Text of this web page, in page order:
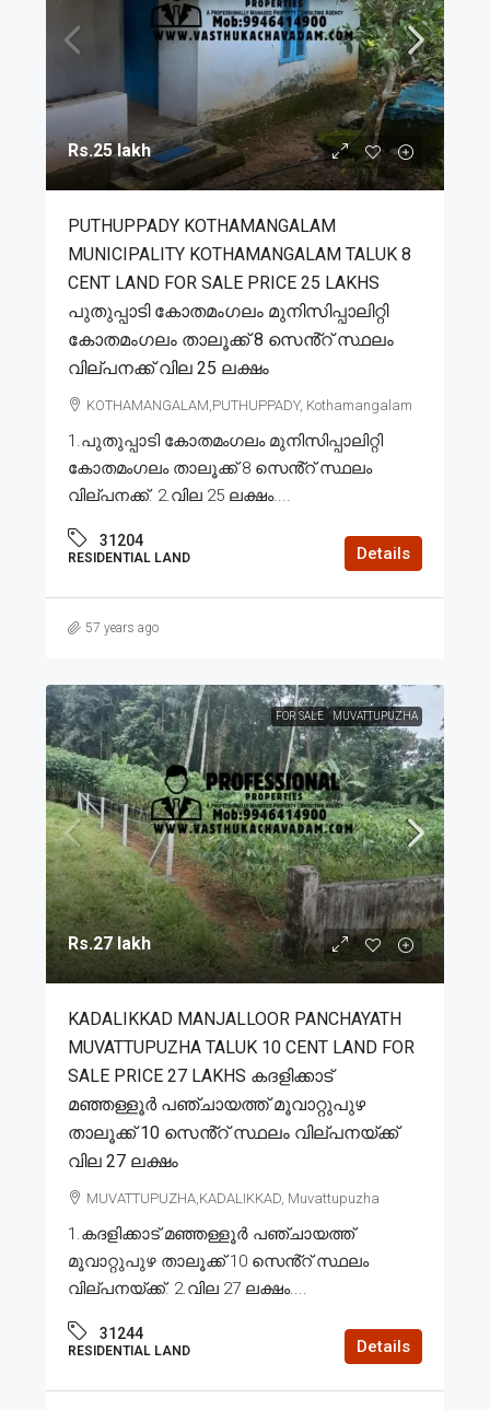
Rs.25 lakh
PUTHUPPADY KOTHAMANGALAM
MUNICIPALITY KOTHAMANGALAM TALUK 8
CENT LAND FOR SALE PRICE 25 LAKHS
പുതുപ്പാടി കോതമംഗലം മുനിസിപ്പാലിറ്റി
കോതമംഗലം താലൂക്ക് 8 സെൻ്റ് സ്ഥലം
വില്പനക്ക് വില 25 ലക്ഷം
KOTHAMANGALAM,PUTHUPPADY, Kothamangalam
1.പുതുപ്പാടി കോതമംഗലം മുനിസിപ്പാലിറ്റി
കോതമംഗലം താലൂക്ക് 8 സെൻ്റ് സ്ഥലം
വില്പനക്ക്. 2.വില 25 ലക്ഷം....
31204
RESIDENTIAL LAND Details
57 years ago
FOR SALE MUVATTUPUZHA
Rs.27 lakh
KADALIKKAD MANJALLOOR PANCHAYATH
MUVATTUPUZHA TALUK 10 CENT LAND FOR
SALE PRICE 27 LAKHS കദളിക്കാട്
മഞ്ഞള്ളൂർ പഞ്ചായത്ത് മൂവാറ്റുപുഴ
താലൂക്ക് 10 സെൻ്റ് സ്ഥലം വില്പനയ്ക്ക്
വില 27 ലക്ഷം
MUVATTUPUZHA,KADALIKKAD, Muvattupuzha
1.കദളിക്കാട് മഞ്ഞള്ളൂർ പഞ്ചായത്ത്
മൂവാറ്റുപുഴ താലൂക്ക് 10 സെൻ്റ് സ്ഥലം
വില്പനയ്ക്ക്. 2.വില 27 ലക്ഷം....
31244
RESIDENTIAL LAND Details